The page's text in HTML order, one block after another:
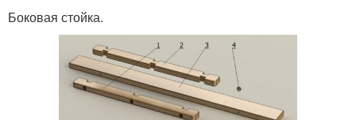
Боковая стойка.